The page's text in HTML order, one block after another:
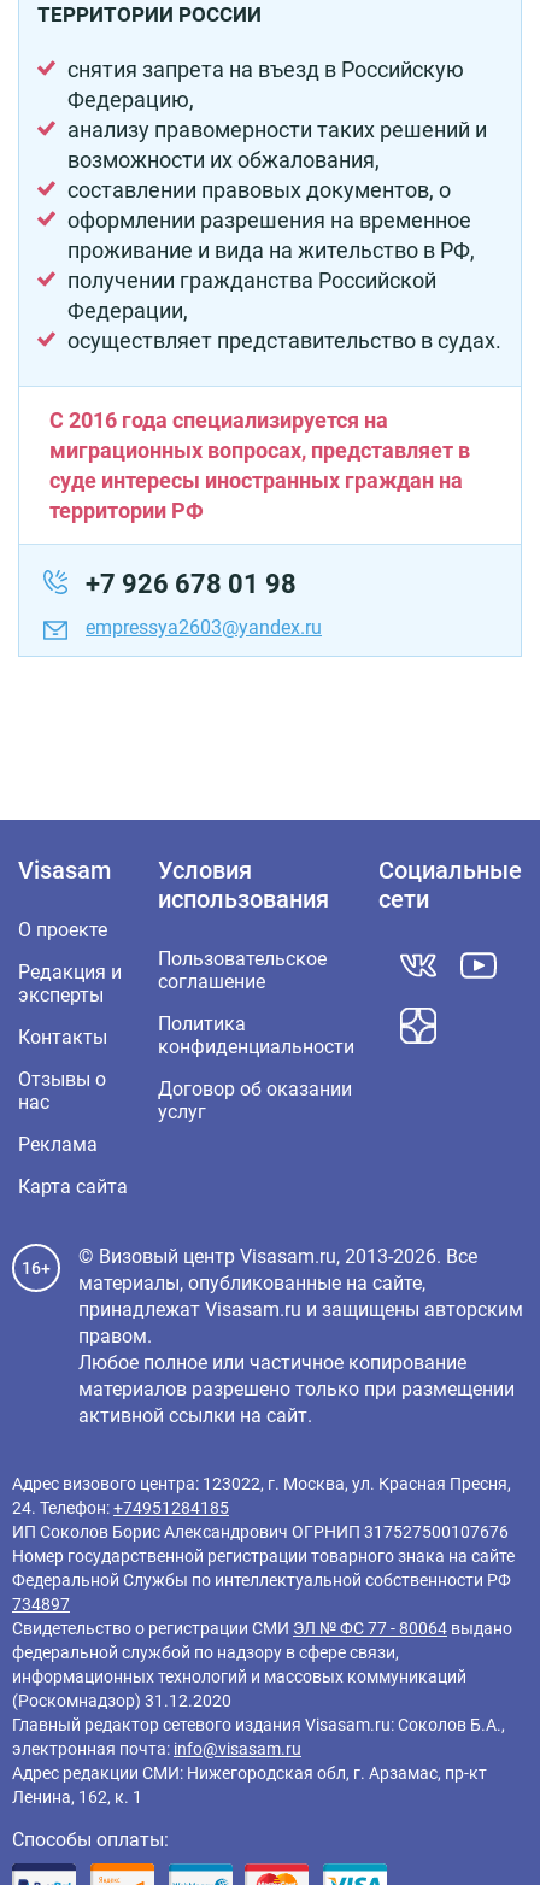
ТЕРРИТОРИИ РОССИИ
снятия запрета на въезд в Российскую
Федерацию,
анализу правомерности таких решений и
возможности их обжалования,
составлении правовых документов, о
оформлении разрешения на временное
проживание и вида на жительство в РФ,
получении гражданства Российской
Федерации,
осуществляет представительство в судах.
С 2016 года специализируется на
миграционных вопросах, представляет в
суде интересы иностранных граждан на
территории РФ
+7 926 678 01 98
empressya2603@yandex.ru
Visasam
О проекте
Редакция и
эксперты
Контакты
Отзывы о
нас
Реклама
Карта сайта
Условия
использования
Пользовательское
соглашение
Политика
конфиденциальности
Договор об оказании
услуг
Социальные
сети
16+
© Визовый центр Visasam.ru, 2013-2026. Все
материалы, опубликованные на сайте,
принадлежат Visasam.ru и защищены авторским
правом.
Любое полное или частичное копирование
материалов разрешено только при размещении
активной ссылки на сайт.
Адрес визового центра: 123022, г. Москва, ул. Красная Пресня,
24. Телефон:+74951284185
ИП Соколов Борис Александрович ОГРНИП 317527500107676
Номер государственной регистрации товарного знака на сайте
Федеральной Службы по интеллектуальной собственности РФ
734897
Свидетельство о регистрации СМИ ЭЛ № ФС 77 - 80064 выдано
федеральной службой по надзору в сфере связи,
информационных технологий и массовых коммуникаций
(Роскомнадзор) 31.12.2020
Главный редактор cетевого издания Visasam.ru: Соколов Б.А.,
электронная почта: info@visasam.ru
Адрес редакции СМИ: Нижегородская обл, г. Арзамас, пр-кт
Ленина, 162, к. 1
Способы оплаты: